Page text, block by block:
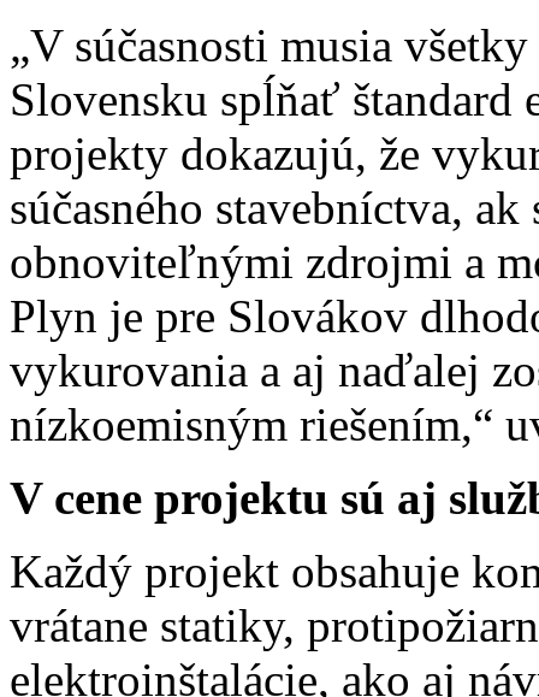
„V súčasnosti musia
Slovensku spĺňať štandard
projekty dokazujú, že
súčasného stavebníctva,
obnoviteľnými zdrojmi a
Plyn je pre Slovákov
vykurovania a aj naďalej
nízkoemisným riešením,“
V cene projektu sú aj
Každý projekt obsahuje
vrátane statiky,
elektroinštalácie, ako aj